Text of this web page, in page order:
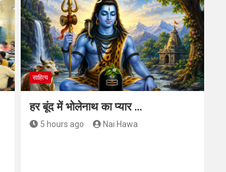
साहित्य
हर बूंद में भोलेनाथ का प्यार …
5 hours ago Nai Hawa